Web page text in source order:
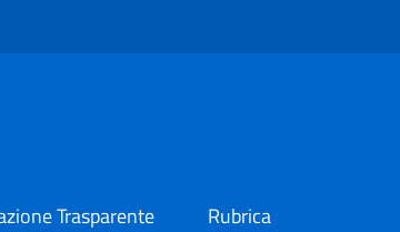
Trasparente Rubrica